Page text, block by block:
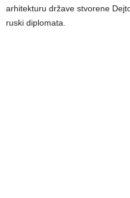
arhitekturu države stvorene
ruski diplomata.